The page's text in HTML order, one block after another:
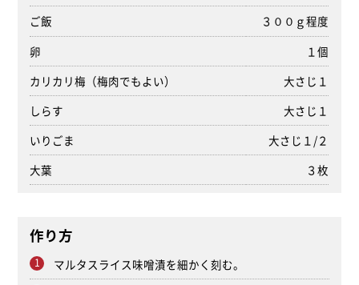
ご飯
３００ｇ程度
卵
１個
カリカリ梅（梅肉でもよい）
大さじ１
しらす
大さじ１
いりごま
大さじ１/２
大葉
３枚
作り方
マルタスライス味噌漬を細かく刻む。